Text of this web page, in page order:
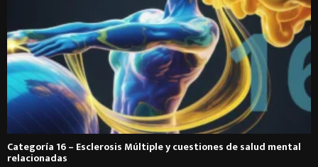
Categoría 16 – Esclerosis Múltiple y cuestiones de salud mental
relacionadas